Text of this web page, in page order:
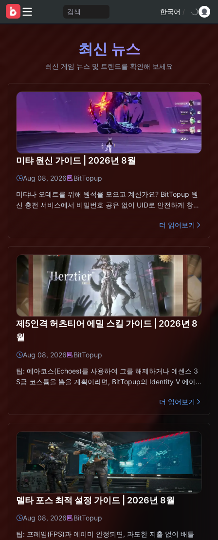
검색 한국어 /
최신 뉴스
최신 게임 뉴스 및 트렌드를 확인해 보세요
미탸 원신 가이드 | 2026년 8월
Aug 08, 2026
BitTopup
미탸나 오데트를 위해 원석을 모으고 계신가요? BitTopup 원
신 충전 서비스에서 비밀번호 공유 없이 UID로 안전하게 창세
더 읽어보기
제5인격 허츠티어 에밀 스킬 가이드 | 2026년 8
월
Aug 08, 2026
BitTopup
팁: 에아코스(Echoes)를 사용하여 그를 해제하거나 에센스 3
S급 코스튬을 뽑을 계획이라면, BitTopup의 Identity V 에아
더 읽어보기
델타 포스 최적 설정 가이드 | 2026년 8월
Aug 08, 2026
BitTopup
팁: 프레임(FPS)과 에이미 안정되면, 과도한 지출 없이 배틀